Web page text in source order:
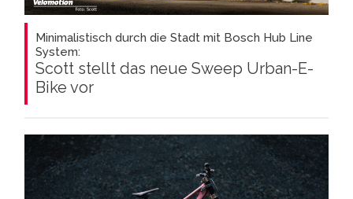
Minimalistisch durch die Stadt mit Bosch Hub Line
System:
Scott stellt das neue Sweep Urban-E-
Bike vor